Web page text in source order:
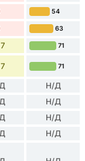
54
63
71
71
Н/Д
Н/Д
Н/Д
Н/Д